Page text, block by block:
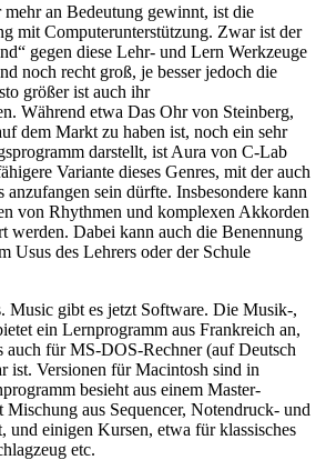
an Bedeutung gewinnt, ist die
mit Computerunterstützung. Zwar ist der
gegen diese Lehr- und Lern Werkzeuge
noch recht groß, je besser jedoch die
größer ist auch ihr
Während etwa Das Ohr von Steinberg,
dem Markt zu haben ist, noch ein sehr
darstellt, ist Aura von C-Lab
Variante dieses Genres, mit der auch
sein dürfte. Insbesondere kann
von Rhythmen und komplexen Akkorden
werden. Dabei kann auch die Benennung
Usus des Lehrers oder der Schule
Music gibt es jetzt Software. Die Musik-,
ein Lernprogramm aus Frankreich an,
auch für MS-DOS-Rechner (auf Deutsch
ist. Versionen für Macintosh sind in
besieht aus einem Master-
Mischung aus Sequencer, Notendruck- und
und einigen Kursen, etwa für klassisches
etc.